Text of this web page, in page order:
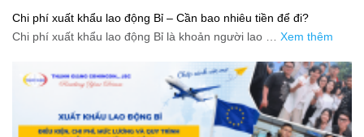
Chi phí xuất khẩu lao động Bỉ – Cần bao nhiêu tiền để đi?
Chi phí xuất khẩu lao động Bỉ là khoản người lao … Xem thêm